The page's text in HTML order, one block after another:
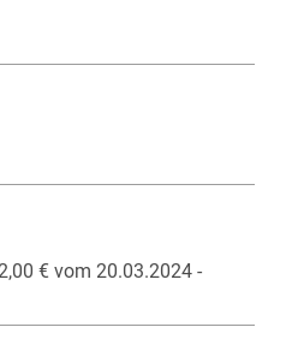
€ vom 20.03.2024 -